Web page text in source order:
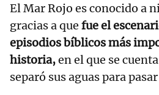
El Mar Rojo es conocido a
gracias a que fue el
episodios bíblicos más
historia,en el que se
separó sus aguas para